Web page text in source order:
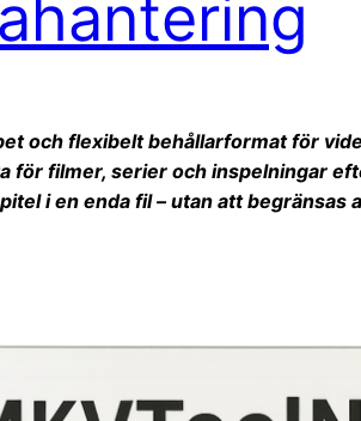
och flexibelt behållarformat för
för filmer, serier och inspelningar
i en enda fil – utan att begränsas